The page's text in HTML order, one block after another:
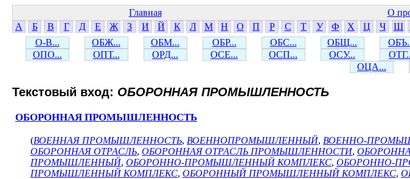
Главная О
А
Б В Г Д Е Ж З И Й К Л М Н О П Р С Т У Ф Х Ц Ч Ш
О-В...
ОБЖ... ОБМ... ОБР... ОБС... ОБЩ...
ОПО...
ОПТ... ОРД... ОСЕ... ОСП... ОСУ...
ОЦА...
Текстовый вход: ОБОРОННАЯ ПРОМЫШЛЕННОСТЬ
ОБОРОННАЯ ПРОМЫШЛЕННОСТЬ
(ВОЕННАЯ ПРОМЫШЛЕННОСТЬ, ВОЕННОПРОМЫШЛЕННЫЙ, ВОЕННО-
ОБОРОННАЯ ОТРАСЛЬ, ОБОРОННАЯ ОТРАСЛЬ ПРОМЫШЛЕННОСТИ,
ПРОМЫШЛЕННЫЙ, ОБОРОННО-ПРОМЫШЛЕННЫЙ КОМПЛЕКС, ОБОРОННО-
ПРОМЫШЛЕННЫЙ КОМПЛЕКС, ОБОРОННЫЙ ПРОМЫШЛЕННЫЙ КОМПЛЕКС,